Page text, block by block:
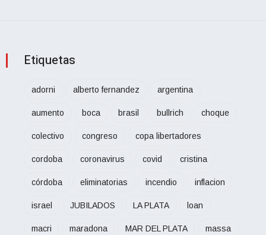
Etiquetas
adorni alberto fernandez argentina
aumento boca brasil bullrich choque
colectivo congreso copa libertadores
cordoba coronavirus covid cristina
córdoba eliminatorias incendio inflacion
israel JUBILADOS LA PLATA loan
macri maradona MAR DEL PLATA massa